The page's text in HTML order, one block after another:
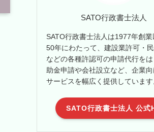
SATO行政書士法人
SATO行政書士法人は1977年創業
50年にわたって、建設業許可・
などの各種許認可の申請代行を
助金申請や会社設立など、企業
サービスを幅広く提供しています
SATO行政書士法人 公式